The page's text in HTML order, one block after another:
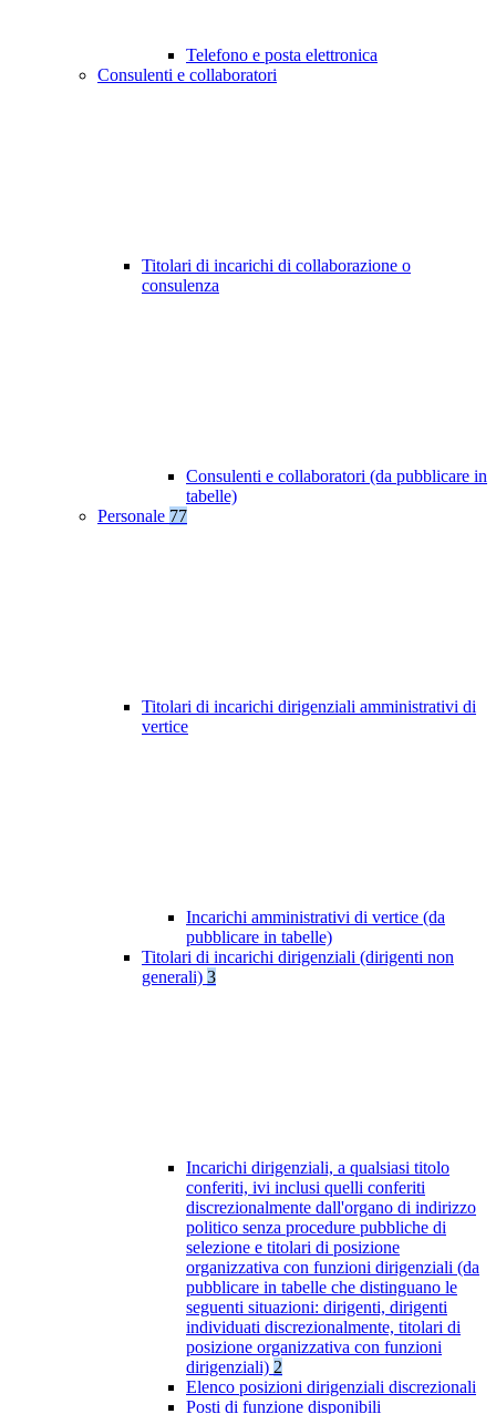
Telefono e posta elettronica
Consulenti e collaboratori
Titolari di incarichi di collaborazione o
consulenza
Consulenti e collaboratori (da pubblicare in
tabelle)
Personale 77
Titolari di incarichi dirigenziali amministrativi di
vertice
Incarichi amministrativi di vertice (da
pubblicare in tabelle)
Titolari di incarichi dirigenziali (dirigenti non
generali) 3
Incarichi dirigenziali, a qualsiasi titolo
conferiti, ivi inclusi quelli conferiti
discrezionalmente dall'organo di indirizzo
politico senza procedure pubbliche di
selezione e titolari di posizione
organizzativa con funzioni dirigenziali (da
pubblicare in tabelle che distinguano le
seguenti situazioni: dirigenti, dirigenti
individuati discrezionalmente, titolari di
posizione organizzativa con funzioni
dirigenziali) 2
Elenco posizioni dirigenziali discrezionali
Posti di funzione disponibili